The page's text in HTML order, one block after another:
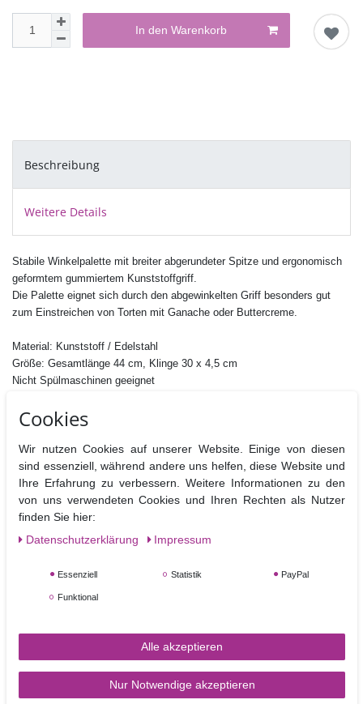
In den Warenkorb
Beschreibung
Weitere Details
Stabile Winkelpalette mit breiter abgerundeter Spitze und ergonomisch
geformtem gummiertem Kunststoffgriff.
Die Palette eignet sich durch den abgewinkelten Griff besonders gut
zum Einstreichen von Torten mit Ganache oder Buttercreme.
Material: Kunststoff / Edelstahl
Größe: Gesamtlänge 44 cm, Klinge 30 x 4,5 cm
Nicht Spülmaschinen geeignet
Ähnliche Artikel
TOP-ARTIKEL
FunCakes Royal Icing Fertigmischung für Eiweiß
Spritzglasur 450 g
Cookies
Wir nutzen Cookies auf unserer Website. Einige von diesen
sind essenziell, während andere uns helfen, diese Website und
Ihre Erfahrung zu verbessern. Weitere Informationen zu den
von uns verwendeten Cookies und Ihren Rechten als Nutzer
finden Sie hier:
Daten­schutz­erklärung
Impressum
Essenziell Statistik PayPal
Funktional
Alle akzeptieren
Nur Notwendige akzeptieren